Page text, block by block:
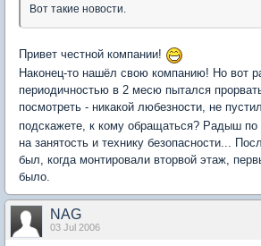
Вот такие новости.
Привет честной компании!
Наконец-то нашёл свою компанию! Но вот
периодичностью в 2 месю пытался
посмотреть - никакой любезности, не
подскажете, к кому обращаться? Радыш
на занятость и технику безопасности...
был, когда монтировали вторвой этаж,
было.
NAG
03 Jul 2006